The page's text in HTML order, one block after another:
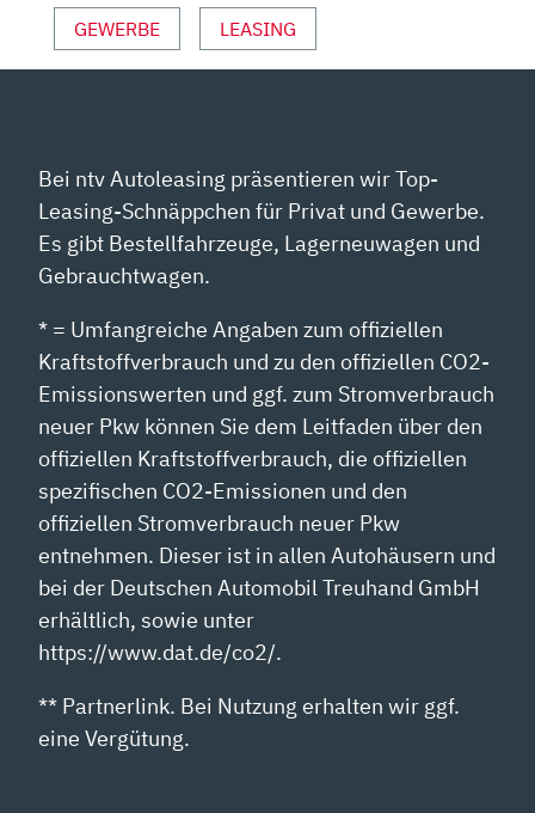
GEWERBE LEASING
Bei ntv Autoleasing präsentieren wir Top-
Leasing-Schnäppchen für Privat und Gewerbe.
Es gibt Bestellfahrzeuge, Lagerneuwagen und
Gebrauchtwagen.
* = Umfangreiche Angaben zum offiziellen
Kraftstoffverbrauch und zu den offiziellen CO2-
Emissionswerten und ggf. zum Stromverbrauch
neuer Pkw können Sie dem Leitfaden über den
offiziellen Kraftstoffverbrauch, die offiziellen
spezifischen CO2-Emissionen und den
offiziellen Stromverbrauch neuer Pkw
entnehmen. Dieser ist in allen Autohäusern und
bei der Deutschen Automobil Treuhand GmbH
erhältlich, sowie unter
https://www.dat.de/co2/.
** Partnerlink. Bei Nutzung erhalten wir ggf.
eine Vergütung.